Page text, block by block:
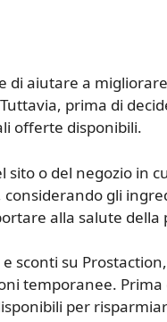
aiutare a
prima di
offerte disponibili.
o del negozio in
gli
alla salute della
sconti su
temporanee.
per